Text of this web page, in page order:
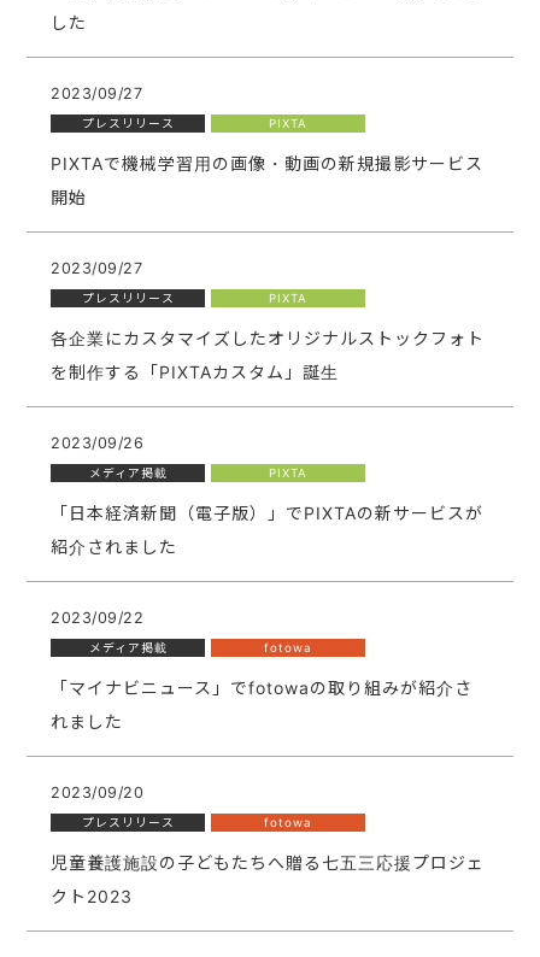
した
2023/09/27
プレスリリース PIXTA
PIXTAで機械学習用の画像・動画の新規撮影サービス
開始
2023/09/27
プレスリリース PIXTA
各企業にカスタマイズしたオリジナルストックフォト
を制作する「PIXTAカスタム」誕生
2023/09/26
メディア掲載 PIXTA
「日本経済新聞（電子版）」でPIXTAの新サービスが
紹介されました
2023/09/22
メディア掲載 fotowa
「マイナビニュース」でfotowaの取り組みが紹介さ
れました
2023/09/20
プレスリリース fotowa
児童養護施設の子どもたちへ贈る七五三応援プロジェ
クト2023